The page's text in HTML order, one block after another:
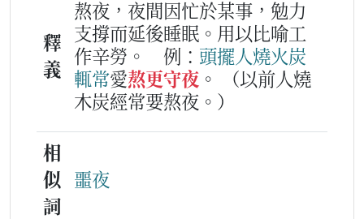
釋
義
熬夜，夜間因忙於某事，勉力
支撐而延後睡眠。用以比喻工
作辛勞。
例： 頭擺人燒火炭
輒常愛熬更守夜 。
（以前人燒
木炭經常要熬夜。）
相
似
詞
噩夜